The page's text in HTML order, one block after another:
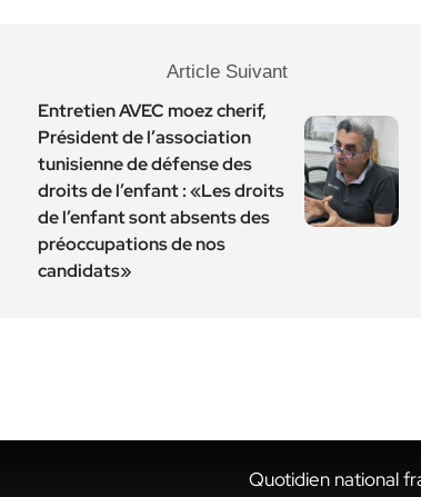
Article Suivant
Entretien AVEC moez cherif,
Président de l’association
tunisienne de défense des
droits de l’enfant : «Les droits
de l’enfant sont absents des
préoccupations de nos
candidats»
Quotidien national